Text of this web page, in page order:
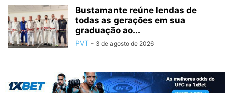
Bustamante reúne lendas de
todas as gerações em sua
graduação ao...
PVT - 3 de agosto de 2026